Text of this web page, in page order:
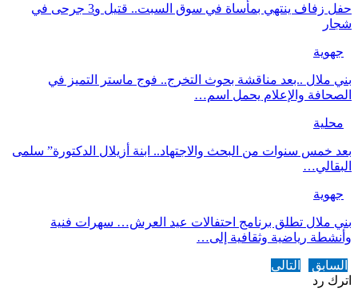
حفل زفاف ينتهي بمأساة في سوق السبت.. قتيل و3 جرحى في
شجار
جهوية
بني ملال ..بعد مناقشة بحوث التخرج.. فوج ماستر التميز في
الصحافة والإعلام يحمل اسم…
محلية
بعد خمس سنوات من البحث والاجتهاد.. ابنة أزيلال الدكتورة” سلمى
البقالي…
جهوية
بني ملال تطلق برنامج احتفالات عيد العرش… سهرات فنية
وأنشطة رياضية وثقافية إلى…
السابق
التالي
اترك رد